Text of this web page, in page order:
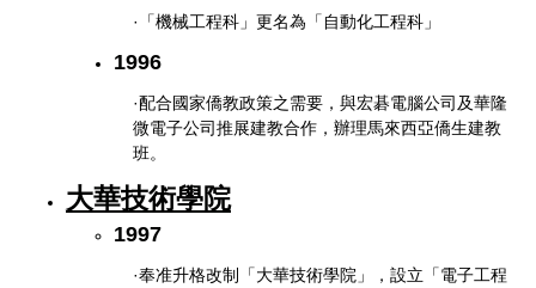
·「機械工程科」更名為「自動化工程科」
1996
·配合國家僑教政策之需要，與宏碁電腦公司及華隆
微電子公司推展建教合作，辦理馬來西亞僑生建教
班。
大華技術學院
1997
·奉准升格改制「大華技術學院」，設立「電子工程